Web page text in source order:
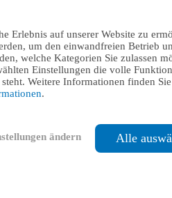
Erlebnis auf unserer Website zu
um den einwandfreien Betrieb
welche Kategorien Sie zulassen
Einstellungen die volle
Weitere Informationen finden
.
ändern Alle